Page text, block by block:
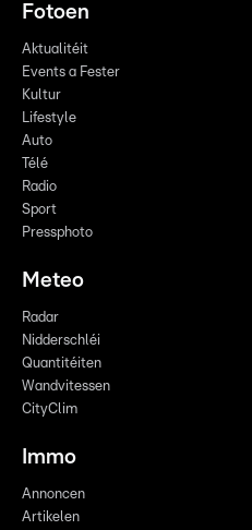
Fotoen
Aktualitéit
Events a Fester
Kultur
Lifestyle
Auto
Télé
Radio
Sport
Pressphoto
Meteo
Radar
Nidderschléi
Quantitéiten
Wandvitessen
CityClim
Immo
Annoncen
Artikelen